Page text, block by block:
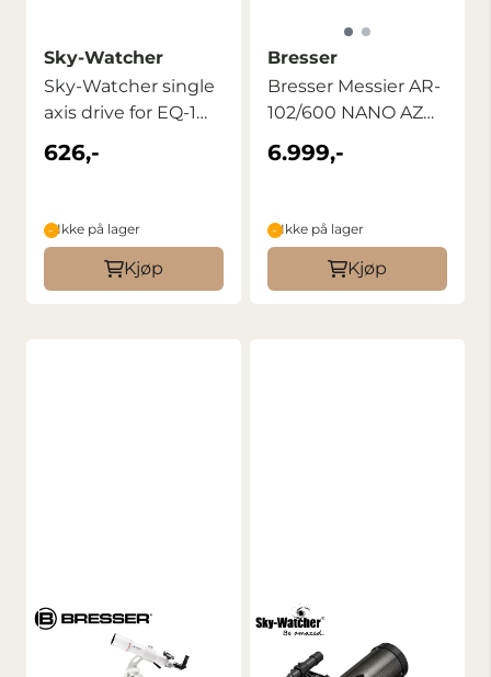
Sky-Watcher
Sky-Watcher single
axis drive for EQ-1
mount
626,-
Ikke på lager
Kjøp
Bresser
Bresser Messier AR-
102/600 NANO AZ
Teleskop
6.999,-
Ikke på lager
Kjøp